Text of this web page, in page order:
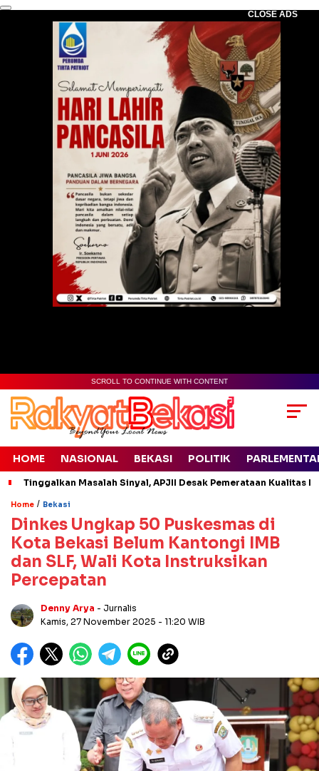
CLOSE ADS
SCROLL TO CONTINUE WITH CONTENT
HOME NASIONAL BEKASI POLITIK
Tinggalkan Masalah Sinyal, APJII Desak Pemerataan Kualitas
Home / Bekasi
Dinkes Ungkap 50 Puskesmas di
Kota Bekasi Belum Kantongi IMB
dan SLF, Wali Kota Instruksikan
Percepatan
Denny Arya - Jurnalis
Kamis, 27 November 2025 - 11:20 WIB